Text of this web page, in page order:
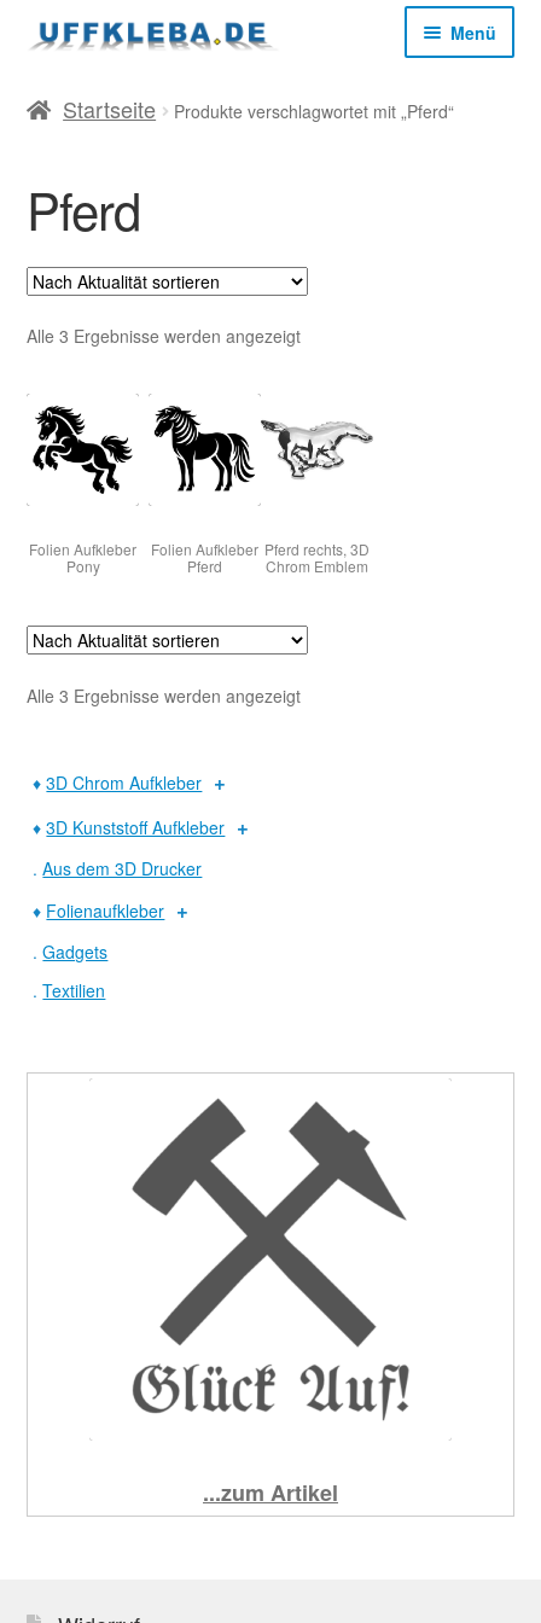
Zur
Navigation
Zum
Inhalt
Menü
Start
Kasse
Mein Konto
Versandkosten
Widerruf
Startseite Produkte verschlagwortet mit „Pferd“
Pferd
Alle 3 Ergebnisse werden angezeigtNach
Folien Aufkleber
Pony
Folien Aufkleber
Pferd
Pferd rechts, 3D
Chrom Emblem
Alle 3 Ergebnisse werden angezeigtNach
♦3D Chrom Aufkleber
♦3D Kunststoff Aufkleber
.Aus dem 3D Drucker
♦ Folienaufkleber
.Gadgets
.Textilien
...zum Artikel